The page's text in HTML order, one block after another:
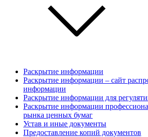
Раскрытие информации
Раскрытие информации – сайт
информации
Раскрытие информации для
Раскрытие информации
рынка ценных бумаг
Устав и иные документы
Предоставление копий документов